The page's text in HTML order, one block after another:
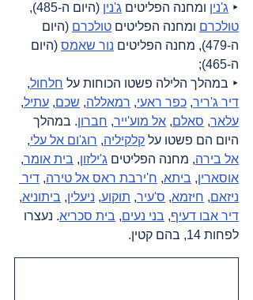
‣ ג'נין ומחנה הפליטים ג'נין (היום ה-485),
טולכרם ומחנה הפליטים טולכרם (היום
ה-479), מחנה הפליטים
נור שאמס (היום
ה-465);
‣ במהלך הלילה פשטו הכוחות על חלחול,
דיר ג'ריר, כפר ראעי, רמאללה, שכם, עתיל,
עלאר, סאלם, אל מוע'ייר, חברון. במהלך
היום הם פשטו על קלקיליה, רוג'ום אל עלי,
אל בירה, מחנה הפליטים ג'ילזון, בית אומר,
אוסארין, ביתא, ח'ירבת ראס אל טירה, דיר
ניזאם, חיזמא, ס'עיר, תוקוע, ניעלין, ביתוניא,
דיר אבו דעיף, בני נעים, בית סכריא. נעצרו
לפחות 14, בהם קטין.